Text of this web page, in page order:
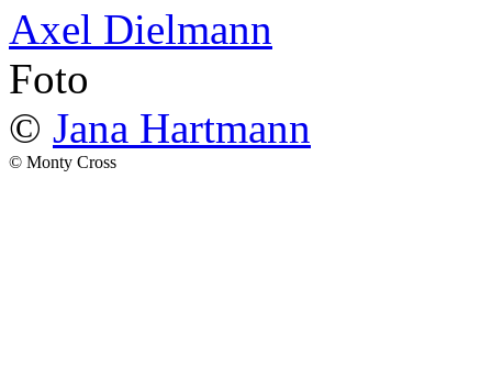
Axel Dielmann
Foto
© Jana Hartmann
© Monty Cross